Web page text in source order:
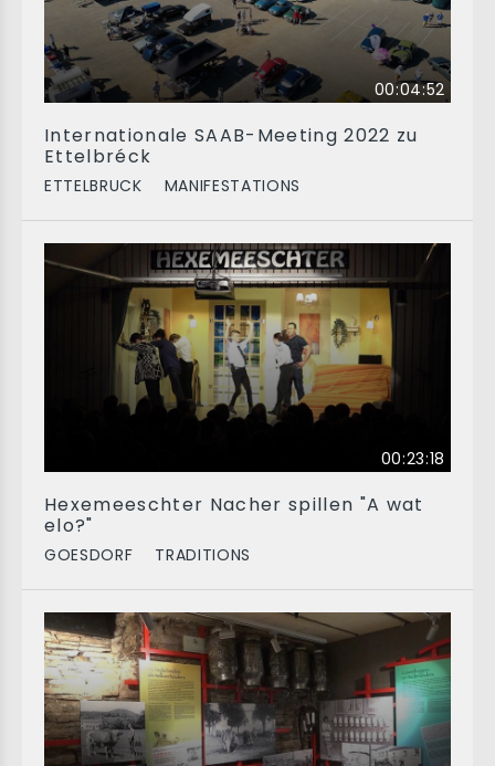
00:04:52
Internationale SAAB-Meeting 2022 zu
Ettelbréck
ETTELBRUCK MANIFESTATIONS
00:23:18
Hexemeeschter Nacher spillen "A wat
elo?"
GOESDORF TRADITIONS